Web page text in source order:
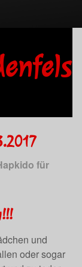
für
und
oder sogar